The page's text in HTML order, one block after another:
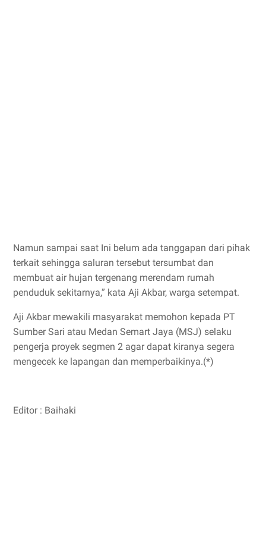
Namun sampai saat Ini belum ada tanggapan dari pihak
terkait sehingga saluran tersebut tersumbat dan
membuat air hujan tergenang merendam rumah
penduduk sekitarnya,” kata Aji Akbar, warga setempat.
Aji Akbar mewakili masyarakat memohon kepada PT
Sumber Sari atau Medan Semart Jaya (MSJ) selaku
pengerja proyek segmen 2 agar dapat kiranya segera
mengecek ke lapangan dan memperbaikinya.(*)
Editor : Baihaki